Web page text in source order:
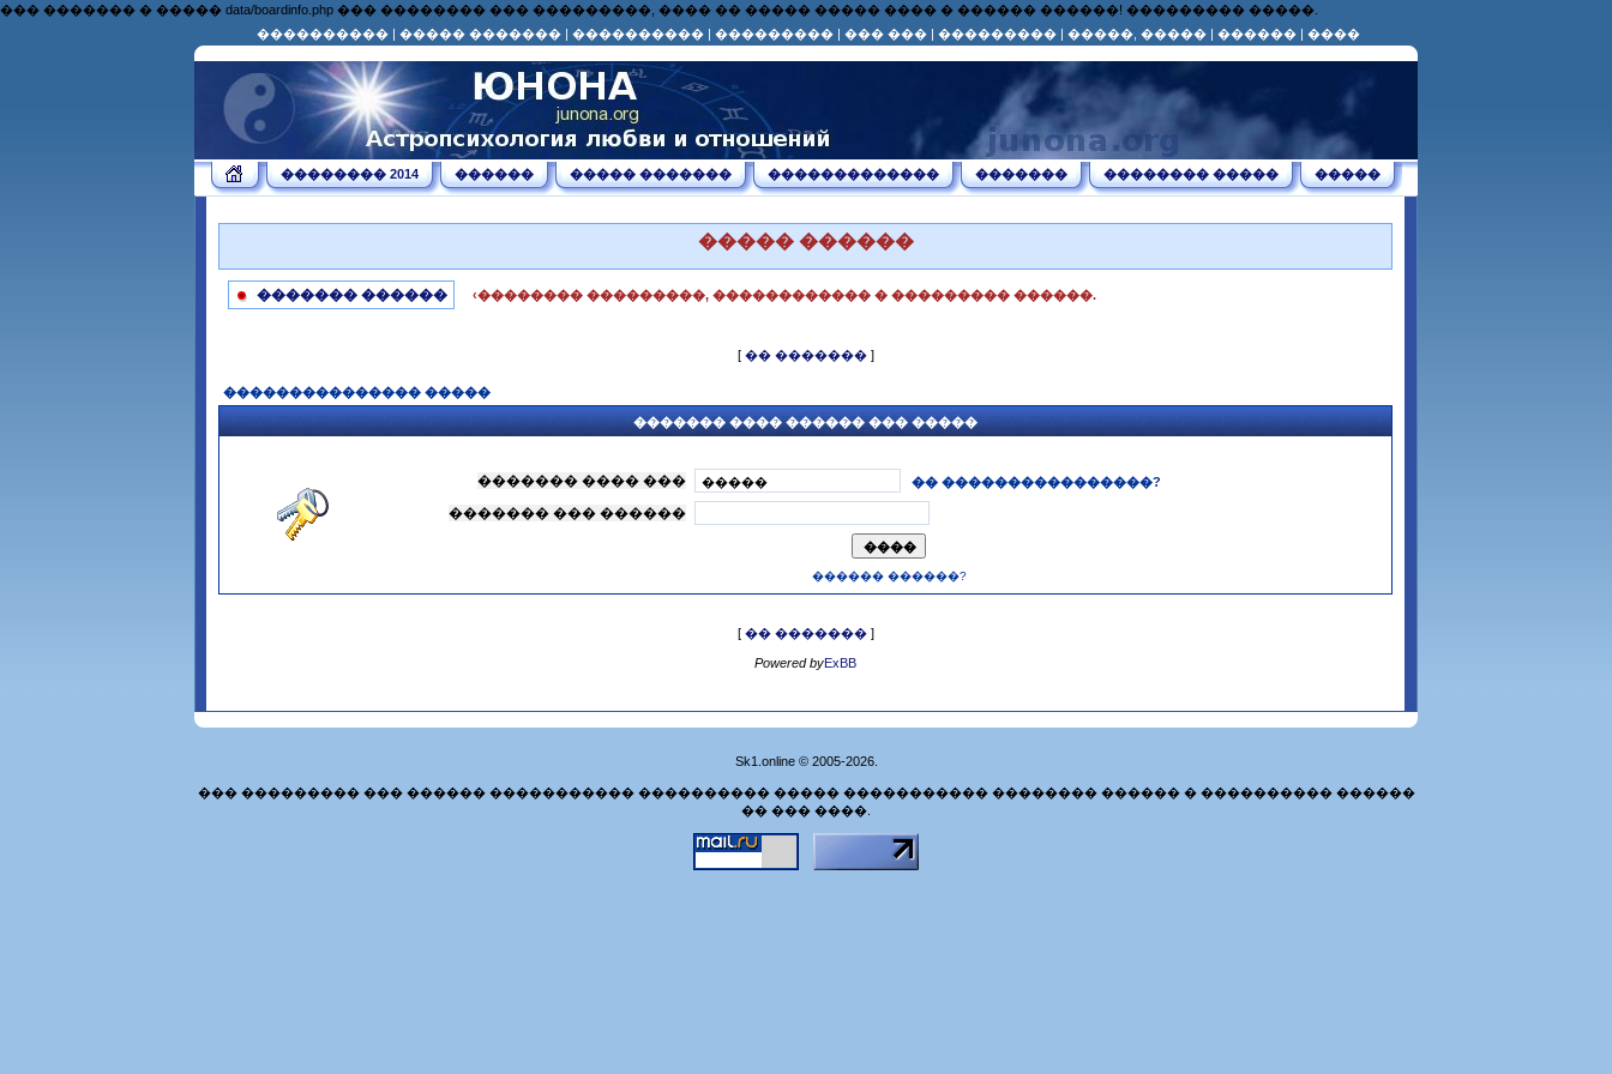
��� ������� � ����� data/boardinfo.php ��� �������� ��� ���������, ���� �� ����� ����� ���� � ������ ������! ��������� �����.
���������� | ����� ������� | ���������� | ��������� | ��� ��� | ��������� | �����, ����� | ������ | ����
�������� 2014 ������ ����� ������� ������������� ������� �������� ����� �����
����� ������
������� ������ ‹�������� ���������, ������������ � ��������� ������.
[ �� �������]
��������������� �����
������� ���� ������ ��� �����
������� ���� ��� �� ����������������?
������� ��� ������
������ ������?
[ �� �������]
Powered byExBB
Sk1.online © 2005-2026.
��� ��������� ��� ������ ����������� ���������� ����� ����������� �������� ������ � ���������� ������
�� ��� ����.